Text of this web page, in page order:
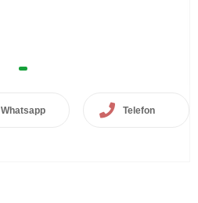
Whatsapp Telefon